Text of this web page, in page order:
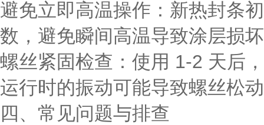
避免立即高温操作 ：新热封条
数，避免瞬间高温导致涂层损
螺丝紧固检查 ：使用 1-2 天后
运行时的振动可能导致螺丝松
四、常见问题与排查